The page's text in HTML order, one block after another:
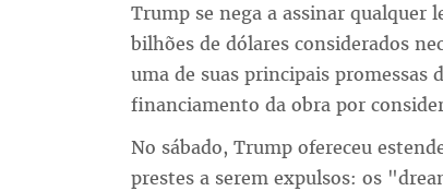
Trump se nega a assinar qualquer
bilhões de dólares considerados
uma de suas principais promessas
financiamento da obra por
No sábado, Trump ofereceu
prestes a serem expulsos: os